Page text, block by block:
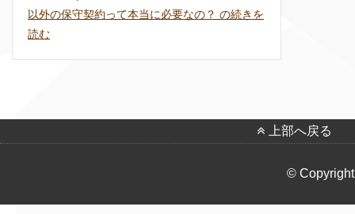
以外の保守契約って本当に必要なの？ の続きを
読む
上部へ戻る
©